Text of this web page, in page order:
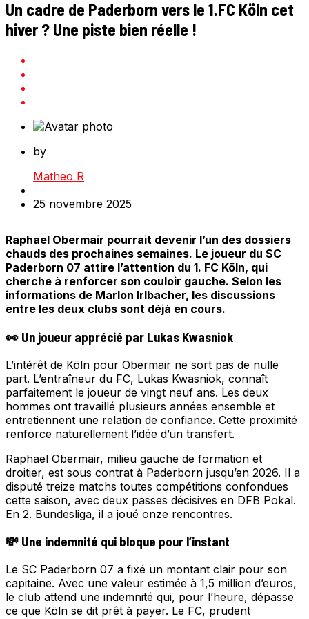
Un cadre de Paderborn vers le 1.FC Köln cet
hiver ? Une piste bien réelle !
by
Matheo R
25 novembre 2025
Raphael Obermair pourrait devenir l’un des dossiers
chauds des prochaines semaines. Le joueur du SC
Paderborn 07 attire l’attention du 1. FC Köln, qui
cherche à renforcer son couloir gauche. Selon les
informations de Marlon Irlbacher, les discussions
entre les deux clubs sont déjà en cours.
👀 Un joueur apprécié par Lukas Kwasniok
L’intérêt de Köln pour Obermair ne sort pas de nulle
part. L’entraîneur du FC, Lukas Kwasniok, connaît
parfaitement le joueur de vingt neuf ans. Les deux
hommes ont travaillé plusieurs années ensemble et
entretiennent une relation de confiance. Cette proximité
renforce naturellement l’idée d’un transfert.
Raphael Obermair, milieu gauche de formation et
droitier, est sous contrat à Paderborn jusqu’en 2026. Il a
disputé treize matchs toutes compétitions confondues
cette saison, avec deux passes décisives en DFB Pokal.
En 2. Bundesliga, il a joué onze rencontres.
💸 Une indemnité qui bloque pour l’instant
Le SC Paderborn 07 a fixé un montant clair pour son
capitaine. Avec une valeur estimée à 1,5 million d’euros,
le club attend une indemnité qui, pour l’heure, dépasse
ce que Köln se dit prêt à payer. Le FC, prudent